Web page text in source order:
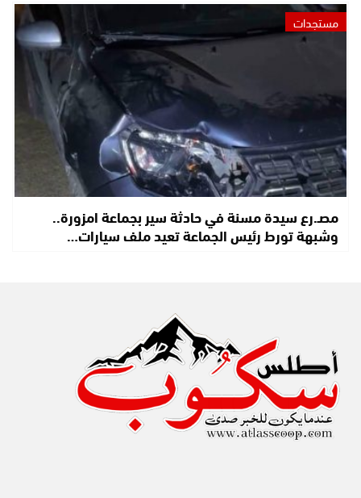
مستجدات
مصـ.رع سيدة مسنة في حادثة سير بجماعة امزورة..
وشبهة تورط رئيس الجماعة تعيد ملف سيارات…